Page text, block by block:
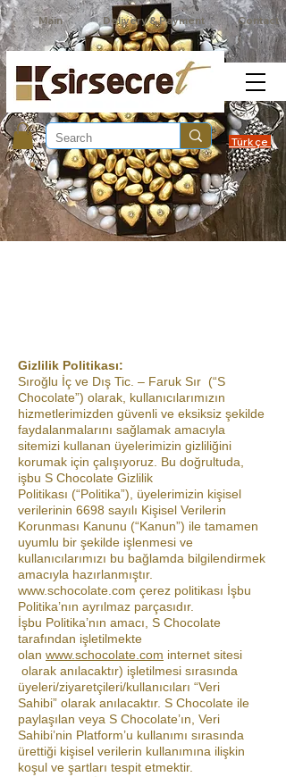
Main Delivery & Payment Contact
Türkçe
Gizlilik Politikası:
Sıroğlu İç ve Dış Tic. – Faruk Sır (“S
Chocolate”) olarak, kullanıcılarımızın
hizmetlerimizden güvenli ve eksiksiz şekilde
faydalanmalarını sağlamak amacıyla
sitemizi kullanan üyelerimizin gizliliğini
korumak için çalışıyoruz. Bu doğrultuda,
işbu S Chocolate Gizlilik
Politikası (“Politika”), üyelerimizin kişisel
verilerinin 6698 sayılı Kişisel Verilerin
Korunması Kanunu (“Kanun”) ile tamamen
uyumlu bir şekilde işlenmesi ve
kullanıcılarımızı bu bağlamda bilgilendirmek
amacıyla hazırlanmıştır.
www.schocolate.com çerez politikası İşbu
Politika’nın ayrılmaz parçasıdır.
İşbu Politika’nın amacı, S Chocolate
tarafından işletilmekte
olan www.schocolate.com internet sitesi
olarak anılacaktır) işletilmesi sırasında
üyeleri/ziyaretçileri/kullanıcıları “Veri
Sahibi” olarak anılacaktır. S Chocolate ile
paylaşılan veya S Chocolate’ın, Veri
Sahibi’nin Platform’u kullanımı sırasında
ürettiği kişisel verilerin kullanımına ilişkin
koşul ve şartları tespit etmektir.